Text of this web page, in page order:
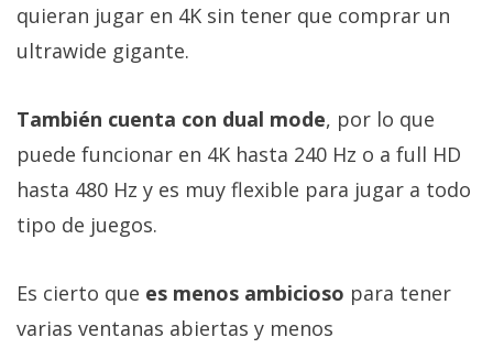
quieran jugar en 4K sin tener que comprar un
ultrawide gigante.
También cuenta con dual mode, por lo que
puede funcionar en 4K hasta 240 Hz o a full HD
hasta 480 Hz y es muy flexible para jugar a todo
tipo de juegos.
Es cierto que es menos ambicioso para tener
varias ventanas abiertas y menos